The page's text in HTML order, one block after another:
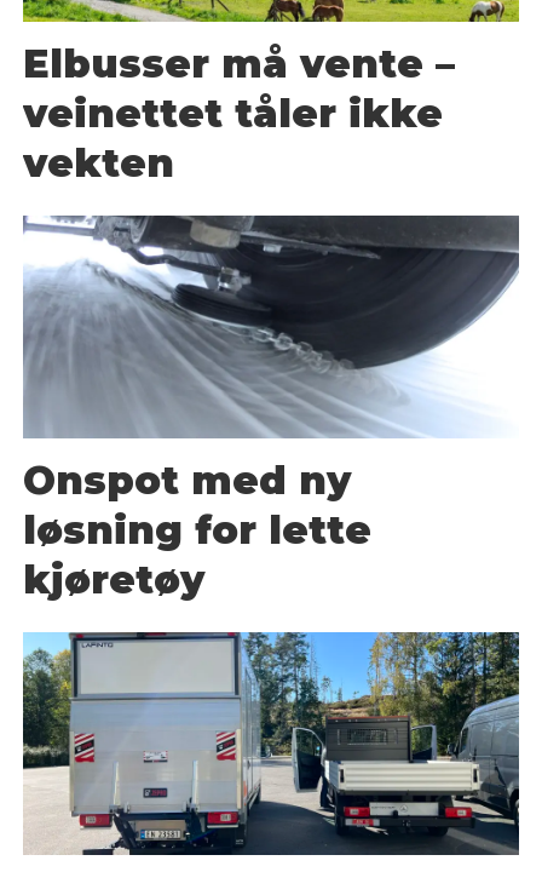
Elbusser må vente –
veinettet tåler ikke
vekten
Onspot med ny
løsning for lette
kjøretøy